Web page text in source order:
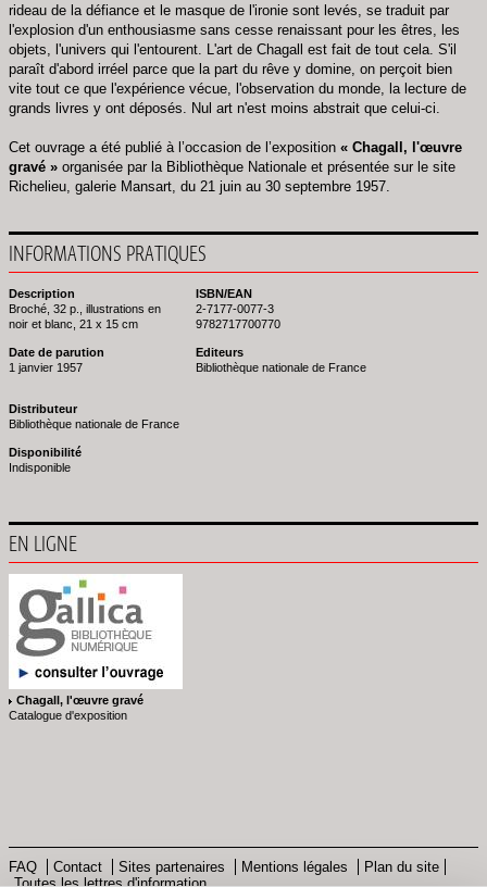
rideau de la défiance et le masque de l'ironie sont levés, se traduit par
l'explosion d'un enthousiasme sans cesse renaissant pour les êtres, les
objets, l'univers qui l'entourent. L'art de Chagall est fait de tout cela. S'il
paraît d'abord irréel parce que la part du rêve y domine, on perçoit bien
vite tout ce que l'expérience vécue, l'observation du monde, la lecture de
grands livres y ont déposés. Nul art n'est moins abstrait que celui-ci.
Cet ouvrage a été publié à l’occasion de l’exposition « Chagall, l'œuvre
gravé » organisée par la Bibliothèque Nationale et présentée sur le site
Richelieu, galerie Mansart, du 21 juin au 30 septembre 1957.
INFORMATIONS PRATIQUES
Description
Broché, 32 p., illustrations en
noir et blanc, 21 x 15 cm
Date de parution
1 janvier 1957
ISBN/EAN
2-7177-0077-3
9782717700770
Editeurs
Bibliothèque nationale de France
Distributeur
Bibliothèque nationale de France
Disponibilité
Indisponible
EN LIGNE
Chagall, l'œuvre gravé
Catalogue d'exposition
FAQ Contact Sites partenaires Mentions légales
Plan du site
Toutes les lettres d'information